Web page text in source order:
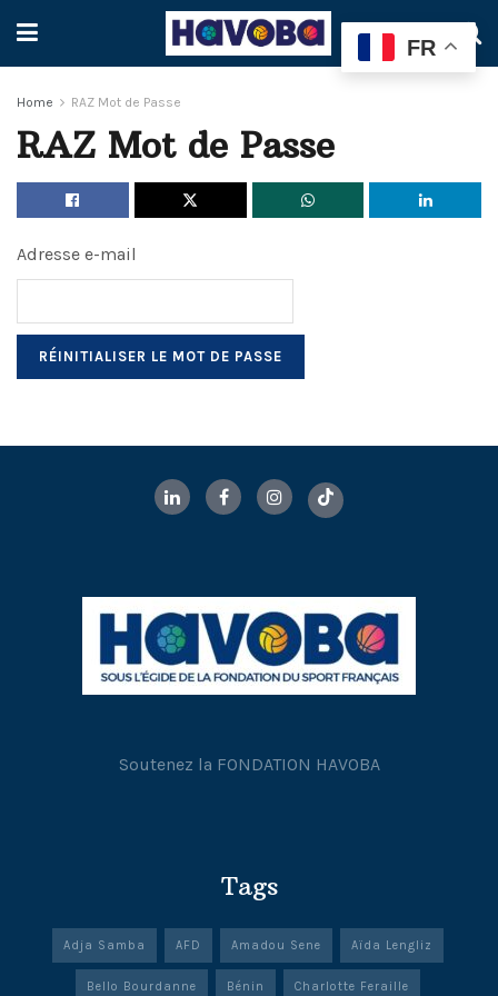
Home RAZ Mot de Passe
RAZ Mot de Passe
Adresse e-mail
Soutenez la FONDATION HAVOBA
Tags
Adja Samba AFD Amadou Sene Aïda Lengliz
Bello Bourdanne Bénin Charlotte Feraille
FR